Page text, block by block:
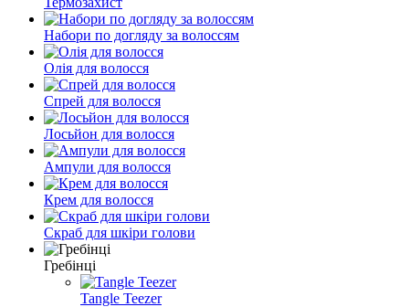
Набори по догляду за волоссям
Олія для волосся
Спрей для волосся
Лосьйон для волосся
Ампули для волосся
Крем для волосся
Скраб для шкіри голови
Гребінці
Tangle Teezer